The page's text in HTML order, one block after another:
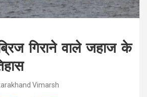
गिराने वाले जहाज के
Vimarsh